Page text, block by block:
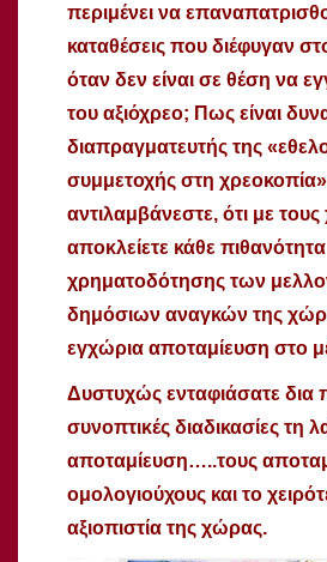
περιμένει να
καταθέσεις που διέφυγαν
όταν δεν είναι σε θέση να
του αξιόχρεο; Πως είναι
διαπραγματευτής της
συμμετοχής στη
αντιλαμβάνεστε, ότι με
αποκλείετε κάθε πιθανότητα
χρηματοδότησης των
δημόσιων αναγκών της
εγχώρια αποταμίευση στο
Δυστυχώς ενταφιάσατε δια
συνοπτικές διαδικασίες τη
αποταμίευση…..τους
ομολογιούχους και το
αξιοπιστία της χώρας.